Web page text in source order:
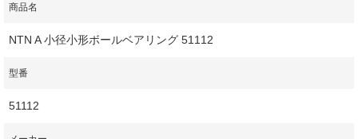
商品名
NTN A 小径小形ボールベアリング 51112
型番
51112